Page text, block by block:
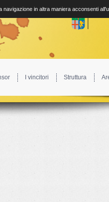
I vincitori Struttura
in altra maniera acconsenti